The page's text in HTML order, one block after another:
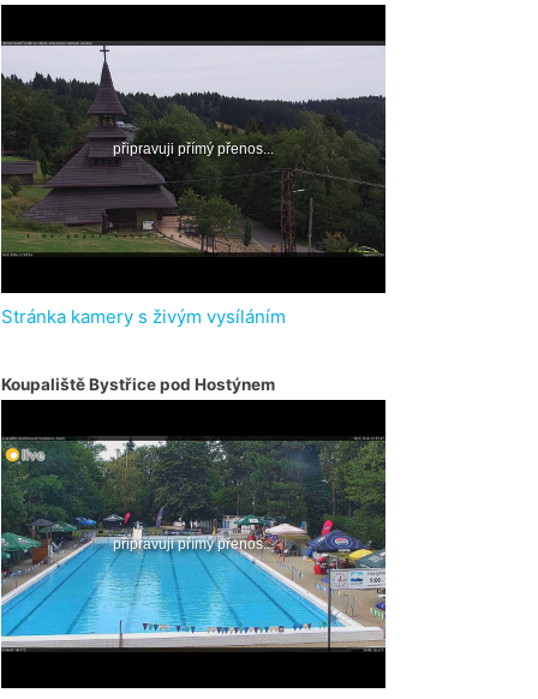
Stránka kamery s živým vysíláním
Koupaliště Bystřice pod Hostýnem